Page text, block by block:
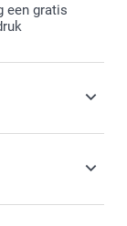
een gratis
exclusief